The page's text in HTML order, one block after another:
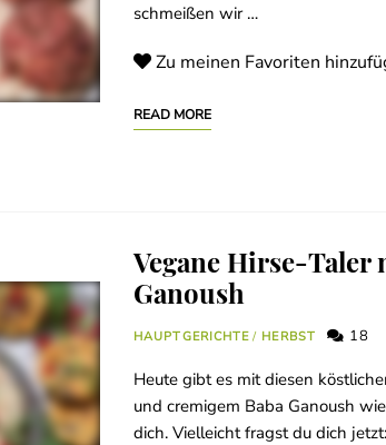
schmeißen wir …
Zu meinen Favoriten
READ MORE
Vegane Hirse-Taler
Ganoush
HAUPTGERICHTE / HERBST 18
Heute gibt es mit diesen
und cremigem Baba Ganoush
dich. Vielleicht fragst du dich